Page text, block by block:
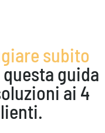
subito
guida
ai 4